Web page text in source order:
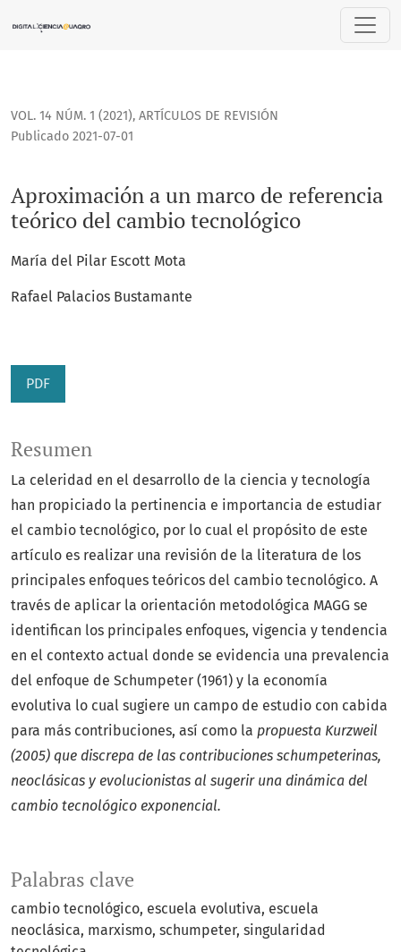
Aproximación a un marco de referencia teórico del
VOL. 14 NÚM. 1 (2021), ARTÍCULOS DE REVISIÓN
Aproximación a un marco de referencia
teórico del cambio tecnológico
Publicado 2021-07-01
María del Pilar Escott Mota
Rafael Palacios Bustamante
PDF
Palabras clave
cambio tecnológico escuela evolutiva escuela
neoclásica marxismo schumpeter singularidad
Resumen
La celeridad en el desarrollo de la ciencia y tecnología
han propiciado la pertinencia e importancia de estudiar
el cambio tecnológico, por lo cual el propósito de este
artículo es realizar una revisión de la literatura de los
principales enfoques teóricos del cambio tecnológico. A
través de aplicar la orientación metodológica MAGG se
identifican los principales enfoques, vigencia y tendencia
en el contexto actual donde se evidencia una prevalencia
del enfoque de Schumpeter (1961) y la economía
evolutiva lo cual sugiere un campo de estudio con cabida
para más contribuciones, así como la propuesta Kurzweil
(2005) que discrepa de las contribuciones schumpeterinas,
neoclásicas y evolucionistas al sugerir una dinámica del
cambio tecnológico exponencial.